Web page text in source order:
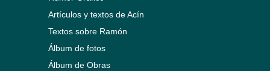
Artículos y textos de Acín
Textos sobre Ramón
Álbum de fotos
Álbum de Obras